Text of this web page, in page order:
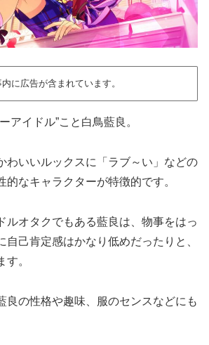
に広告が含まれています。
アイドル”こと白鳥藍良。
わいいルックスに「ラブ～い」などの
的なキャラクターが特徴的です。
ルオタクでもある藍良は、物事をはっ
自己肯定感はかなり低めだったりと、
。
良の性格や趣味、服のセンスなどにも